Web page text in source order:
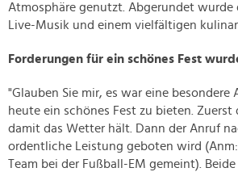
Atmosphäre genutzt. Abgerundet wurde
Live-Musik und einem vielfältigen
Forderungen für ein schönes Fest
"Glauben Sie mir, es war eine besondere
heute ein schönes Fest zu bieten. Zuerst
damit das Wetter hält. Dann der Anruf
ordentliche Leistung geboten wird (Anm:
Team bei der Fußball-EM gemeint).